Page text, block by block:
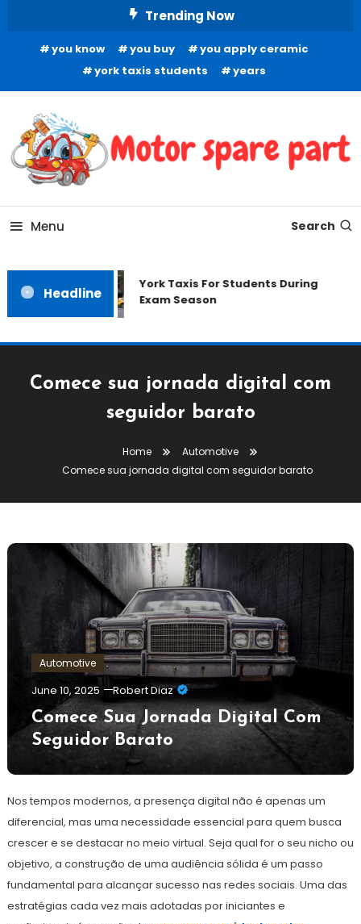
Content
Trending Now
you know you buy
you apply ceramic
york taxis students
years
Motor Spare Part
Menu Search
Headline
York Taxis For Students During
Exam Season
Comece sua jornada digital com
seguidor barato
Home
Automotive
Comece sua jornada digital com seguidor barato
Automotive
June 10, 2025 Robert Diaz
Comece Sua Jornada Digital Com
Seguidor Barato
Nos tempos modernos, a presença digital não é apenas um
diferencial, mas uma necessidade essencial para quem busca
crescer e se destacar no meio virtual. Seja qual for o seu nicho ou
objetivo, a construção de uma audiência sólida é um passo
fundamental para alcançar sucesso nas redes sociais. Uma das
estratégias cada vez mais adotadas por iniciantes e